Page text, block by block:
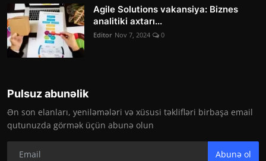
Agile Solutions vakansiya: Biznes
analitiki axtarı...
Editor Nov 7, 2024 0
Pulsuz abunəlik
Ən son elanları, yeniləmələri və xüsusi təklifləri birbaşa email
qutunuzda görmək üçün abunə olun
Abunə ol